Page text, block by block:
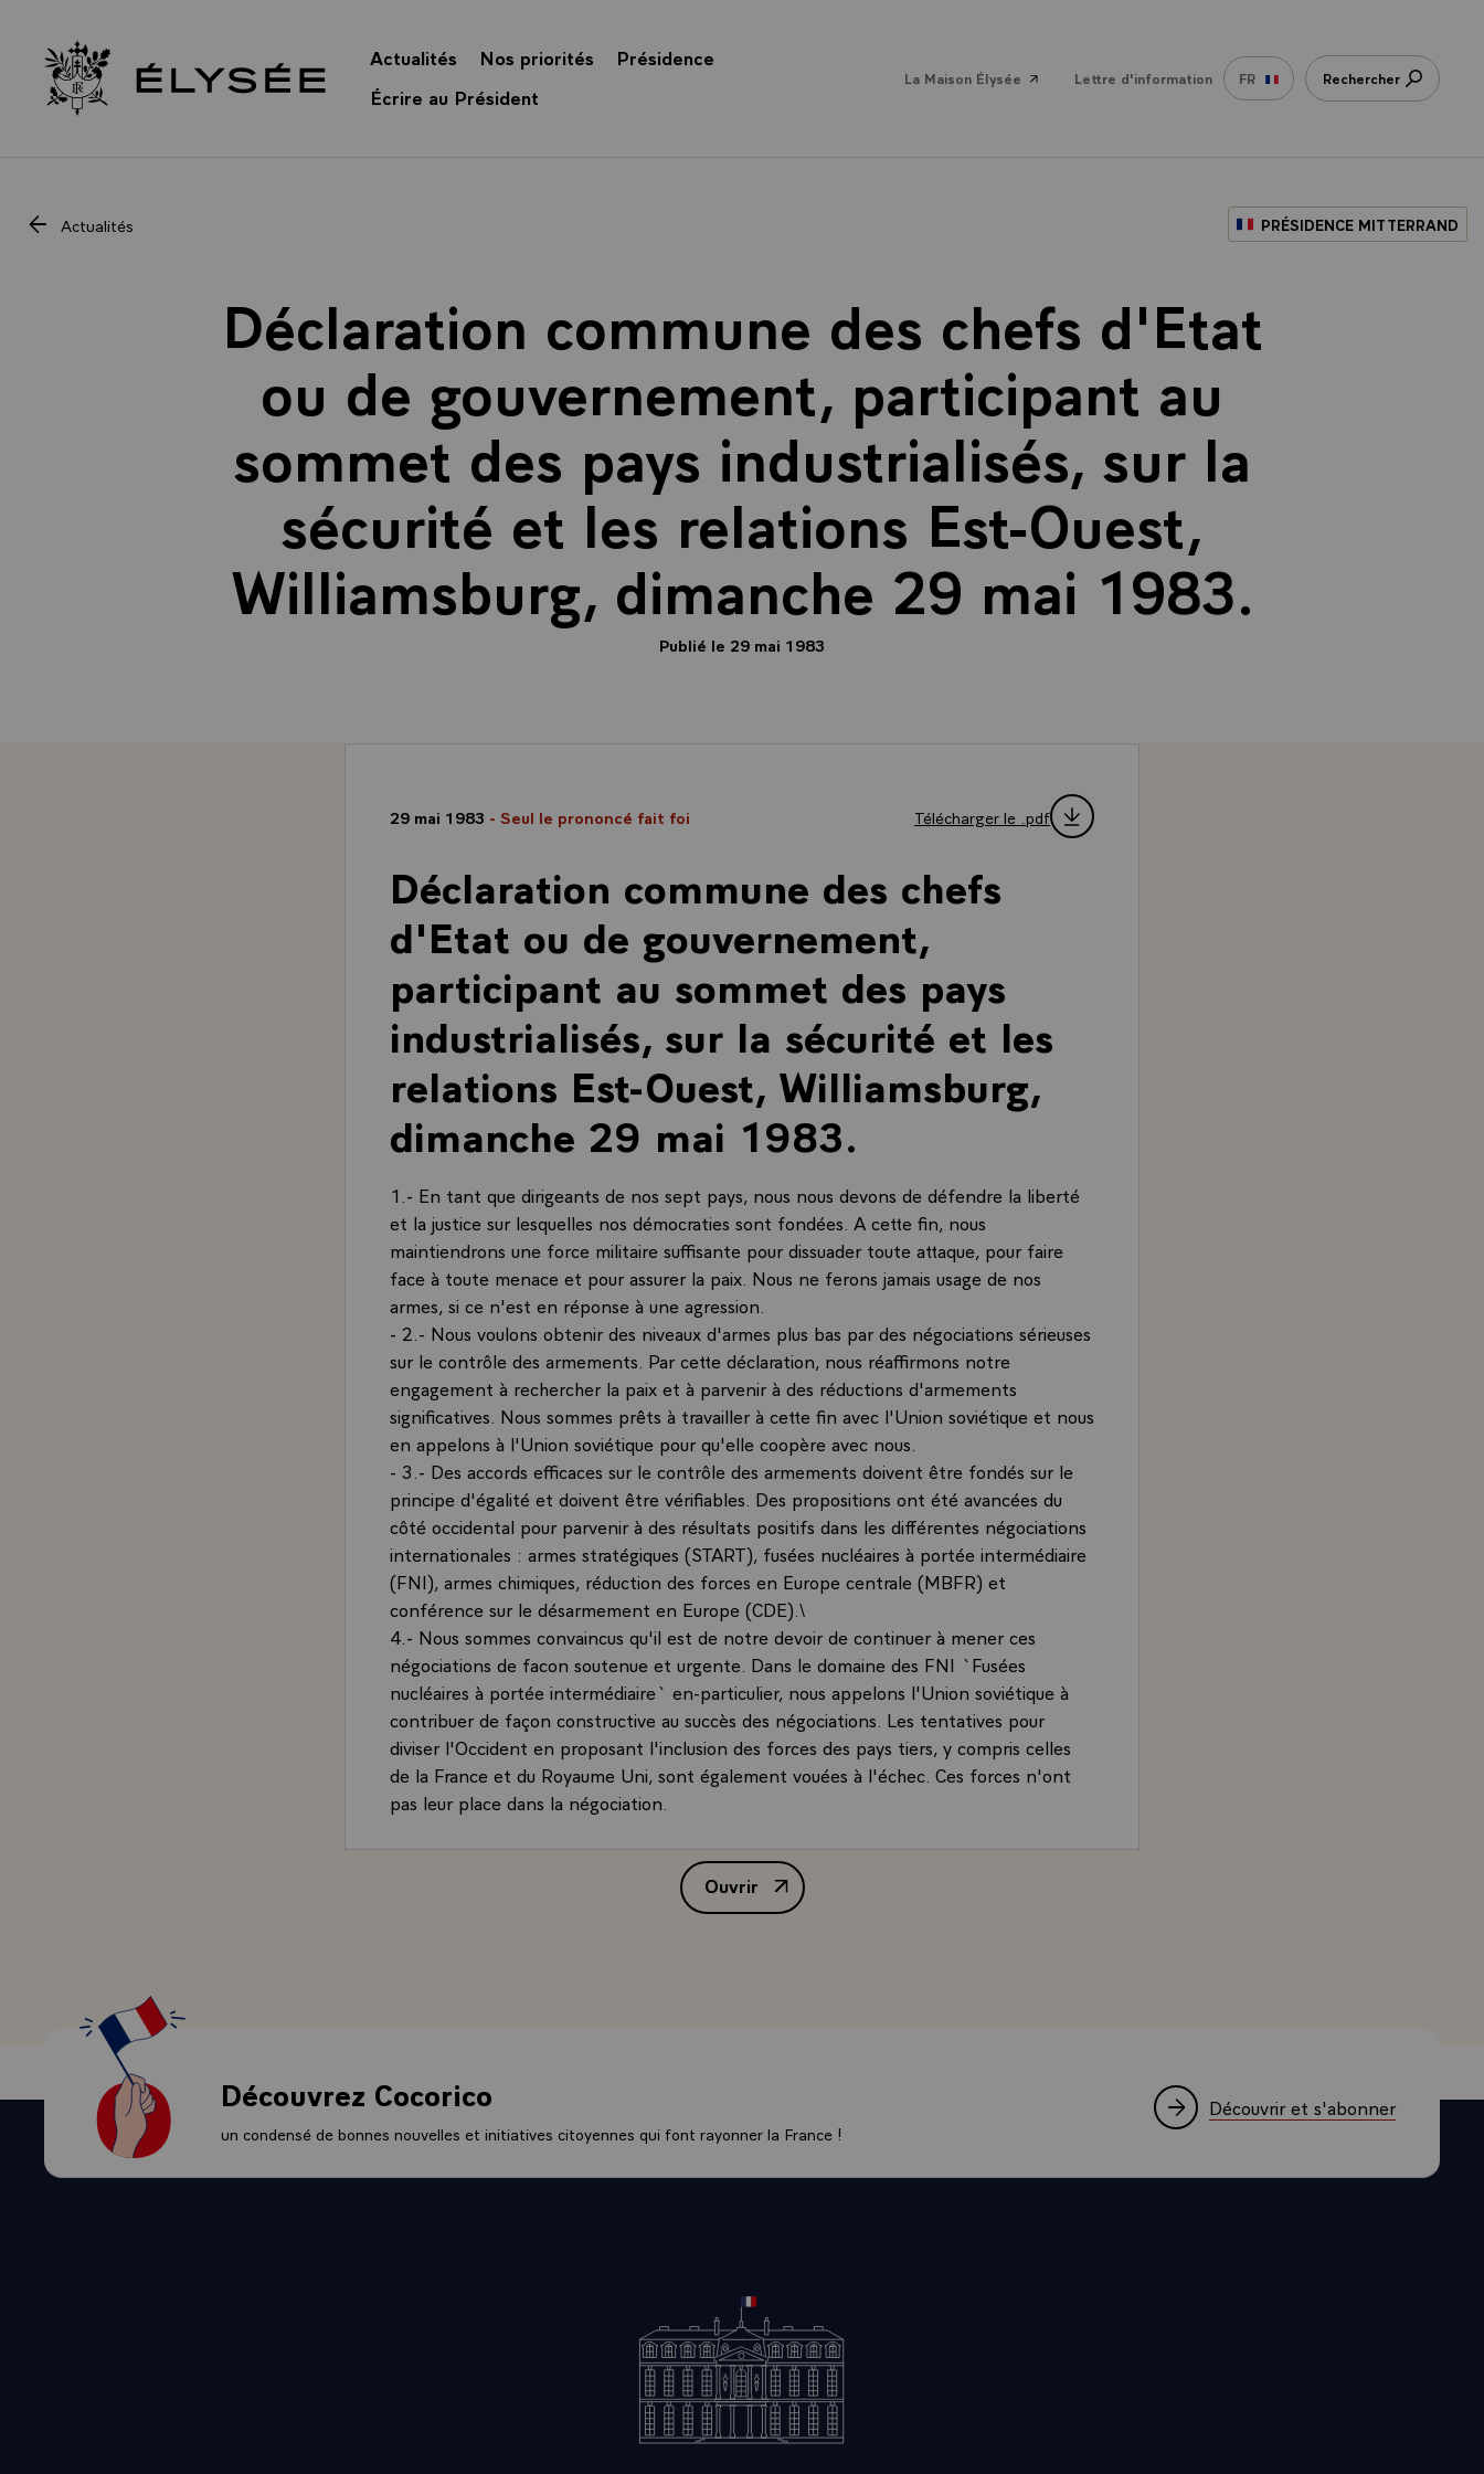
Retour à l’accueil Élysée
Actualités Nos priorités
Présidence
Écrire au Président
La Maison Élysée Lettre d'information FR Rechercher
Actualités PRÉSIDENCE MITTERRAND
Déclaration commune des chefs d'Etat
ou de gouvernement, participant au
sommet des pays industrialisés, sur la
sécurité et les relations Est-Ouest,
Williamsburg, dimanche 29 mai 1983.
Publié le 29 mai 1983
29 mai 1983 - Seul le prononcé fait foi Télécharger le .pdf
Déclaration commune des chefs
d'Etat ou de gouvernement,
participant au sommet des pays
industrialisés, sur la sécurité et les
relations Est-Ouest, Williamsburg,
dimanche 29 mai 1983.
1.- En tant que dirigeants de nos sept pays, nous nous devons de défendre la liberté
et la justice sur lesquelles nos démocraties sont fondées. A cette fin, nous
maintiendrons une force militaire suffisante pour dissuader toute attaque, pour faire
face à toute menace et pour assurer la paix. Nous ne ferons jamais usage de nos
armes, si ce n'est en réponse à une agression.
- 2.- Nous voulons obtenir des niveaux d'armes plus bas par des négociations sérieuses
sur le contrôle des armements. Par cette déclaration, nous réaffirmons notre
engagement à rechercher la paix et à parvenir à des réductions d'armements
significatives. Nous sommes prêts à travailler à cette fin avec l'Union soviétique et nous
en appelons à l'Union soviétique pour qu'elle coopère avec nous.
- 3.- Des accords efficaces sur le contrôle des armements doivent être fondés sur le
principe d'égalité et doivent être vérifiables. Des propositions ont été avancées du
côté occidental pour parvenir à des résultats positifs dans les différentes négociations
internationales : armes stratégiques (START), fusées nucléaires à portée intermédiaire
(FNI), armes chimiques, réduction des forces en Europe centrale (MBFR) et
conférence sur le désarmement en Europe (CDE).\
4.- Nous sommes convaincus qu'il est de notre devoir de continuer à mener ces
négociations de facon soutenue et urgente. Dans le domaine des FNI `Fusées
nucléaires à portée intermédiaire` en-particulier, nous appelons l'Union soviétique à
contribuer de façon constructive au succès des négociations. Les tentatives pour
diviser l'Occident en proposant l'inclusion des forces des pays tiers, y compris celles
de la France et du Royaume Uni, sont également vouées à l'échec. Ces forces n'ont
pas leur place dans la négociation.
peu. Dans ce cas, la négociation déterminera le niveau auquel se situeront les
déploiements. On sait que, s'il en va autrement, les pays concernés procèderont aux
déploiements prévus des systèmes américains en Europe à la fin de l'année 1983
- 7.- Nous nous engageons à consacrer toute notre volonté à réduire la menace de la
guerre. Notre vision est celle d'un monde où l'ombre de la guerre aura disparu pour
Ouvrir
Déclaration commune des chefs d'Etat ou de gouvernement, participant au sommet
Découvrez Cocorico
un condensé de bonnes nouvelles et initiatives citoyennes qui font rayonner la France !
Découvrir et s'abonner